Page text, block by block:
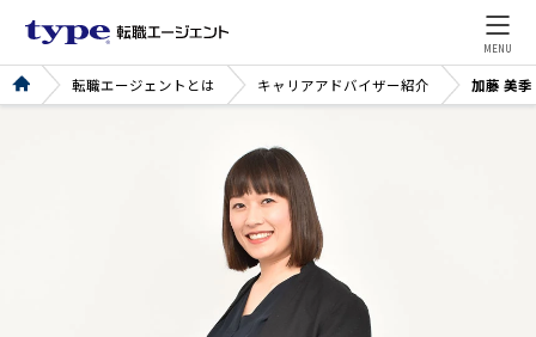
MENU
転職エージェントとは キャリアアドバイザー紹介 加藤 美季